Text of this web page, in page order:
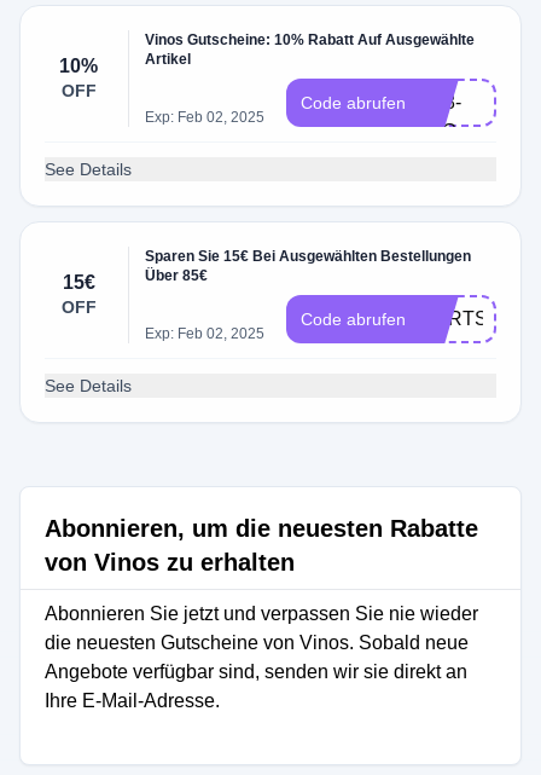
10%
OFF
Vinos Gutscheine: 10% Rabatt Auf Ausgewählte
Artikel
Exp: Feb 02, 2025
Code abrufen
2Y8-
32G
See Details
15€
OFF
Sparen Sie 15€ Bei Ausgewählten Bestellungen
Über 85€
Exp: Feb 02, 2025
Code abrufen
See Details
Abonnieren, um die neuesten Rabatte
von Vinos zu erhalten
Abonnieren Sie jetzt und verpassen Sie nie wieder
die neuesten Gutscheine von Vinos. Sobald neue
Angebote verfügbar sind, senden wir sie direkt an
Ihre E-Mail-Adresse.